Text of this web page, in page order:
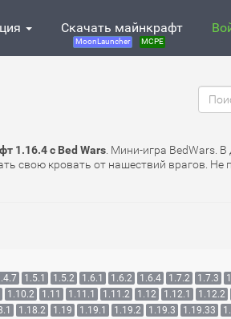
Скачать майнкрафт
MoonLauncher MCPE
1.16.4 с Bed Wars . Мини-игра BedWars.
свою кровать от нашествий врагов. Не
1.5.1 1.5.2 1.6.1 1.6.2 1.6.4 1.7.2 1.7.3
1.10.2 1.11 1.11.1 1.11.2 1.12 1.12.1 1.12.2
1.18.2 1.19 1.19.1 1.19.2 1.19.3 1.19.33